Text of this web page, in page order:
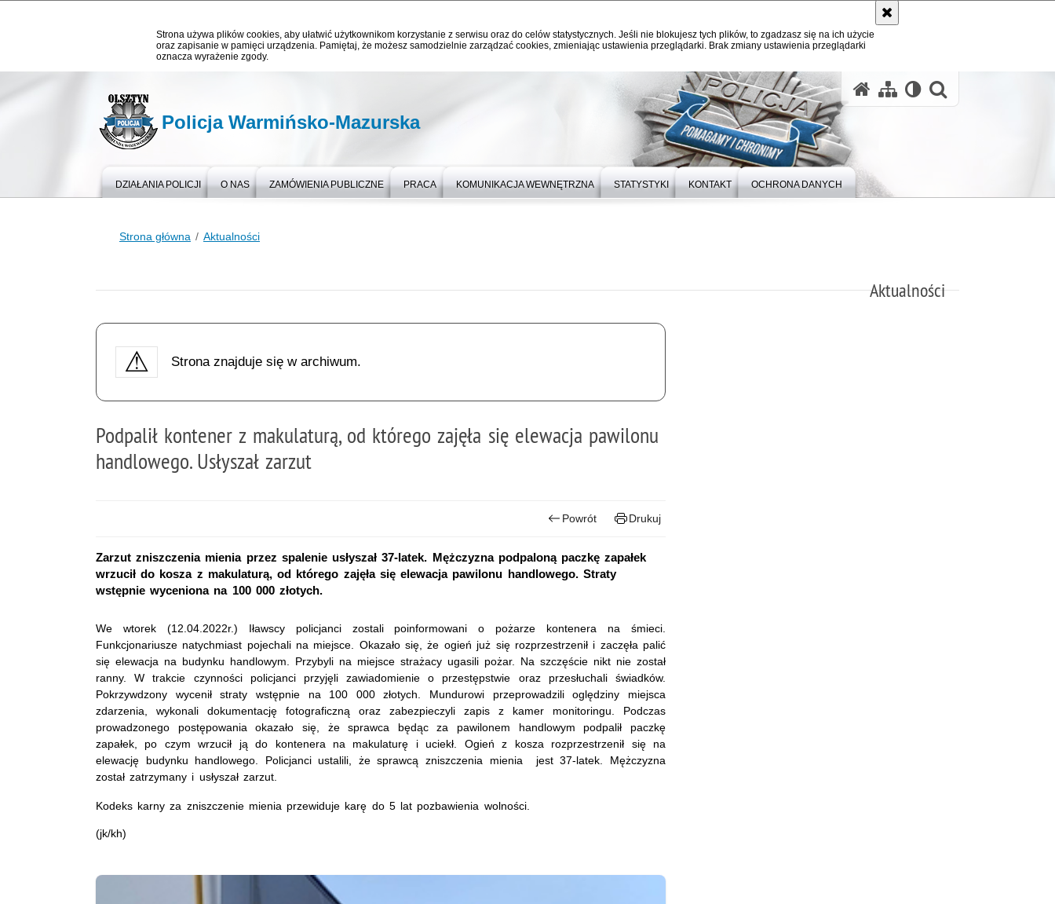
Strona używa plików cookies, aby ułatwić użytkownikom korzystanie z serwisu oraz do celów statystycznych. Jeśli nie blokujesz tych plików, to zgadzasz się na ich użycie
oraz zapisanie w pamięci urządzenia. Pamiętaj, że możesz samodzielnie zarządzać cookies, zmieniając ustawienia przeglądarki. Brak zmiany ustawienia przeglądarki
oznacza wyrażenie zgody.
Policja Warmińsko-Mazurska
DZIAŁANIA POLICJI O NAS ZAMÓWIENIA PUBLICZNE PRACA KOMUNIKACJA WEWNĘTRZNA STATYSTYKI KONTAKT OCHRONA DANYCH
Strona główna Aktualności
Aktualności
Strona znajduje się w archiwum.
Podpalił kontener z makulaturą, od którego zajęła się elewacja pawilonu
handlowego. Usłyszał zarzut
Powrót Drukuj
Zarzut zniszczenia mienia przez spalenie usłyszał 37-latek. Mężczyzna podpaloną paczkę zapałek
wrzucił do kosza z makulaturą, od którego zajęła się elewacja pawilonu handlowego. Straty
wstępnie wyceniona na 100 000 złotych.
We wtorek (12.04.2022r.) Iławscy policjanci zostali poinformowani o pożarze kontenera na śmieci.
Funkcjonariusze natychmiast pojechali na miejsce. Okazało się, że ogień już się rozprzestrzenił i zaczęła palić
się elewacja na budynku handlowym. Przybyli na miejsce strażacy ugasili pożar. Na szczęście nikt nie został
ranny. W trakcie czynności policjanci przyjęli zawiadomienie o przestępstwie oraz przesłuchali świadków.
Pokrzywdzony wycenił straty wstępnie na 100 000 złotych. Mundurowi przeprowadzili oględziny miejsca
zdarzenia, wykonali dokumentację fotograficzną oraz zabezpieczyli zapis z kamer monitoringu. Podczas
prowadzonego postępowania okazało się, że sprawca będąc za pawilonem handlowym podpalił paczkę
zapałek, po czym wrzucił ją do kontenera na makulaturę i uciekł. Ogień z kosza rozprzestrzenił się na
elewację budynku handlowego. Policjanci ustalili, że sprawcą zniszczenia mienia jest 37-latek. Mężczyzna
został zatrzymany i usłyszał zarzut.
Kodeks karny za zniszczenie mienia przewiduje karę do 5 lat pozbawienia wolności.
(jk/kh)